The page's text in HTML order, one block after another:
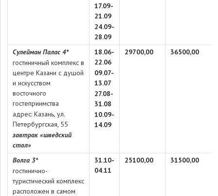
17.09-
21.09
24.09-
28.09
Сулейман Палас 4*
гостиничный комплекс в
центре Казани с душой
и искусством
восточного
гостеприимства
адрес: Казань, ул.
Петербургская, 55
завтрак «шведский
стол»
18.06-
22.06
09.07-
13.07
27.08-
31.08
10.09-
14.09
29700,00 36500,00
Волга 3*
гостинично-
туристический комплекс
расположен в самом
31.10-
04.11
25100,00 31500,00